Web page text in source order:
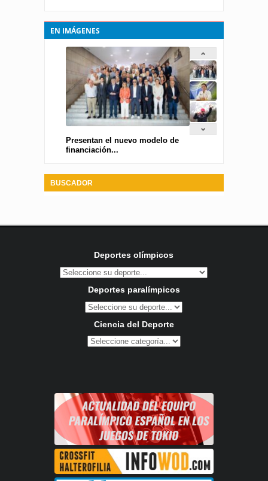
EN IMÁGENES
Presentan el nuevo modelo de
financiación...
BUSCADOR
Deportes olímpicos
Deportes paralímpicos
Ciencia del Deporte